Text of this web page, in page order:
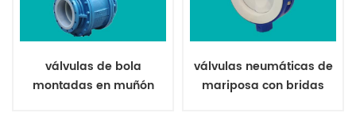
válvulas de bola
montadas en muñón
válvulas neumáticas de
mariposa con bridas